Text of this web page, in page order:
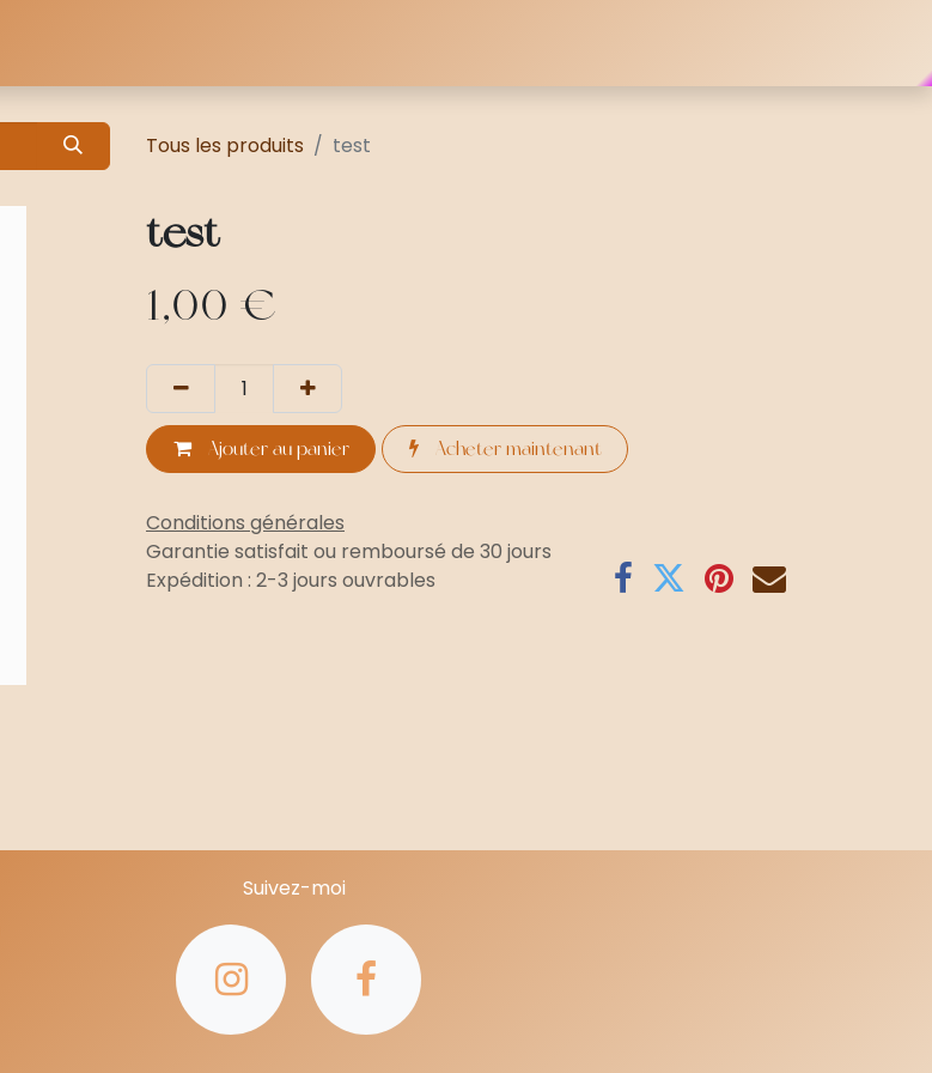
Tous les produits test
test
1,00 €
Ajouter au panier Acheter maintenant
Conditions générales
Garantie satisfait ou remboursé de 30 jours
Expédition : 2-3 jours ouvrables
Suivez-moi